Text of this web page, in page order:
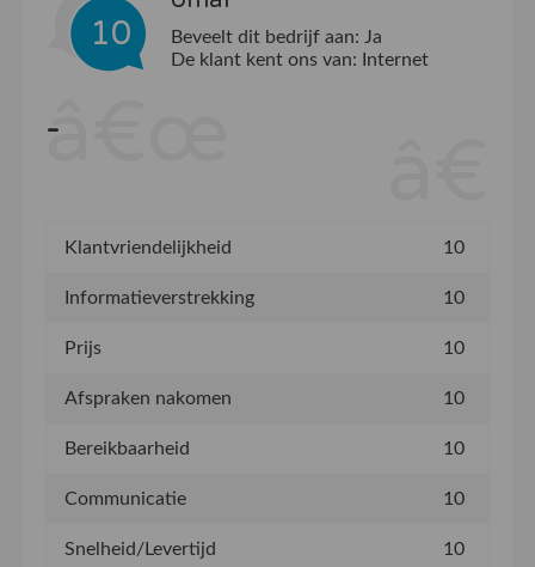
10 Beveelt dit bedrijf aan: Ja
De klant kent ons van:
Internet
-
Klantvriendelijkheid 10
Informatieverstrekking 10
Prijs 10
Afspraken nakomen 10
Bereikbaarheid 10
Communicatie 10
Snelheid/Levertijd 10